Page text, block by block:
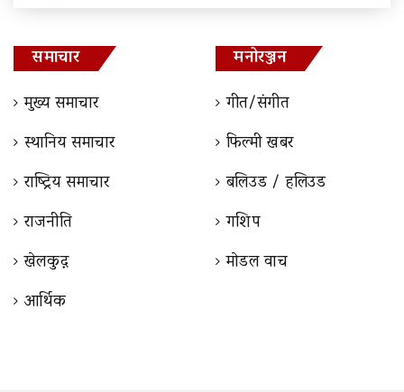
समाचार
मुख्य समाचार
स्थानिय समाचार
राष्ट्रिय समाचार
राजनीति
खेलकुद़़
आर्थिक
मनोरञ्जन
गीत/संगीत
फिल्मी खबर
बलिउड / हलिउड
गशिप
माेडल वाच